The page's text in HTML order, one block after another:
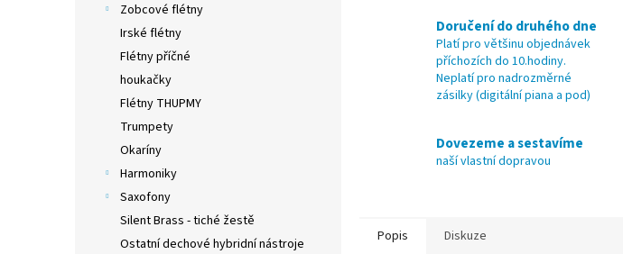
Zobcové flétny
Irské flétny
Flétny příčné
houkačky
Flétny THUPMY
Trumpety
Okaríny
Harmoniky
Saxofony
Silent Brass - tiché žestě
Ostatní dechové hybridní nástroje
Doručení do druhého dne
Platí pro většinu objednávek
příchozích do 10.hodiny.
Neplatí pro nadrozměrné
zásilky (digitální piana a pod)
Dovezeme a sestavíme
naší vlastní dopravou
Popis Diskuze